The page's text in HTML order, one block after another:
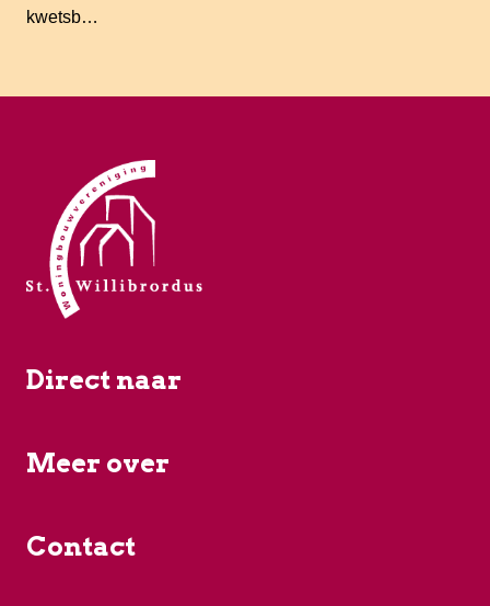
kwetsb…
Direct naar
Meer over
Contact